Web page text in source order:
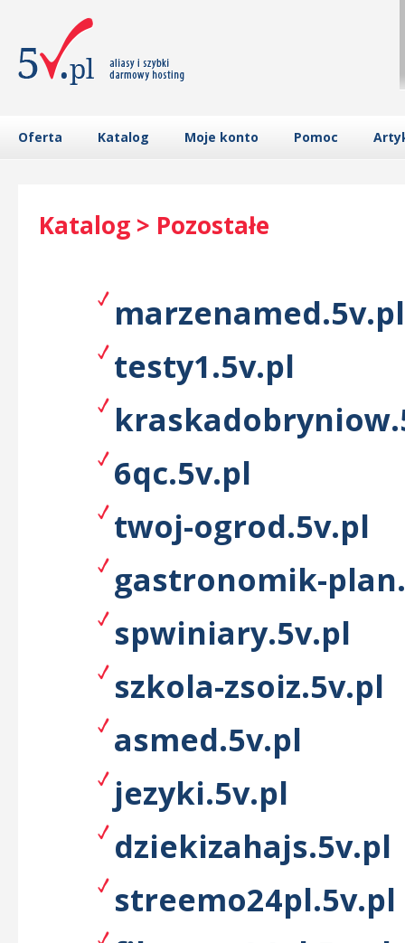
Oferta Katalog Moje konto Pomoc
Katalog > Pozostałe
marzenamed.5v.pl
testy1.5v.pl
6qc.5v.pl
twoj-ogrod.5v.pl
gastronomik-
spwiniary.5v.pl
szkola-zsoiz.5v.pl
asmed.5v.pl
jezyki.5v.pl
dziekizahajs.5v.pl
streemo24pl.5v.pl